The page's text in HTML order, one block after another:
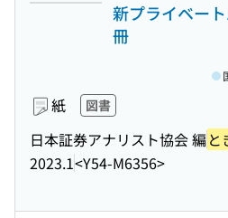
新プライベー
冊
紙 図書
日本証券アナリスト協会 編 と
2023.1<Y54-M6356>